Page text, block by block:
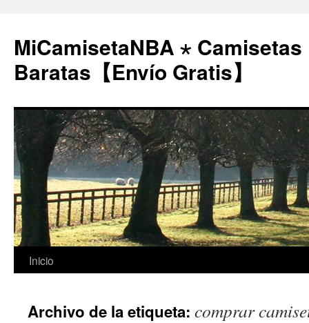
MiCamisetaNBA ⋆ Camisetas
Baratas【Envío Gratis】
Saltar
contenido
Inicio
Archivo de la etiqueta: comprar